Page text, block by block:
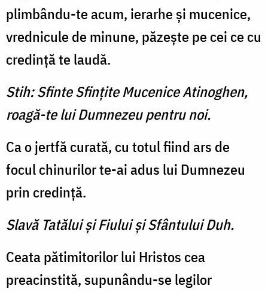
plimbându-te acum, ierarhe şi mucenice,
vrednicule de minune, păzeşte pe cei ce cu
credinţă te laudă.
Stih: Sfinte Sfinţite Mucenice Atinoghen,
roagă-te lui Dumnezeu pentru noi.
Ca o jertfă curată, cu totul fiind ars de
focul chinurilor te-ai adus lui Dumnezeu
prin credinţă.
Slavă Tatălui şi Fiului şi Sfântului Duh.
Ceata pătimitorilor lui Hristos cea
preacinstită, supunându-se legilor